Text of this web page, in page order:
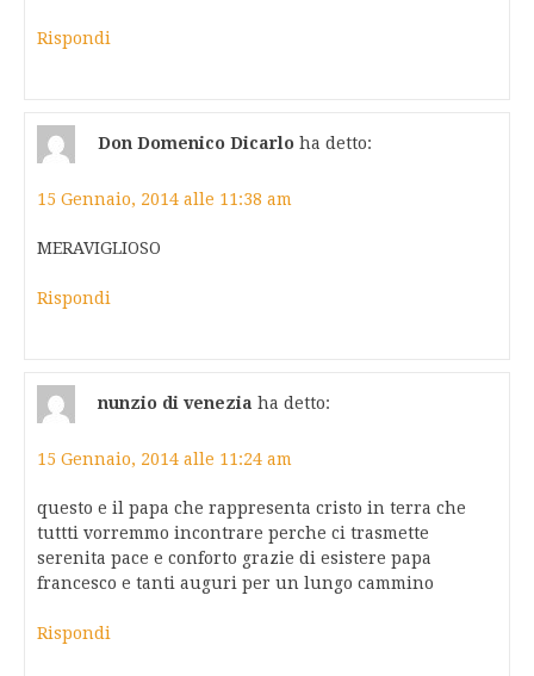
Rispondi
Don Domenico Dicarlo ha detto:
15 Gennaio, 2014 alle 11:38 am
MERAVIGLIOSO
Rispondi
nunzio di venezia ha detto:
15 Gennaio, 2014 alle 11:24 am
questo e il papa che rappresenta cristo in terra che
tuttti vorremmo incontrare perche ci trasmette
serenita pace e conforto grazie di esistere papa
francesco e tanti auguri per un lungo cammino
Rispondi